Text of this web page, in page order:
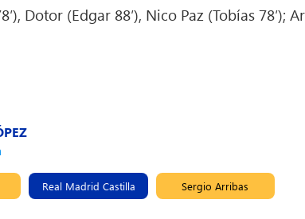
Dotor (Edgar 88′), Nico Paz (Tobías 78′);
Real Madrid Castilla Sergio Arribas